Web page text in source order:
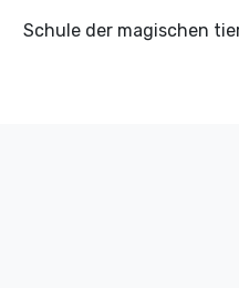
Schule der magischen